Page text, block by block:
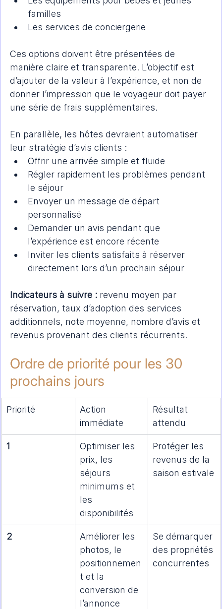
familles
Les services de conciergerie
Ces options doivent être présentées de
manière claire et transparente. L’objectif est
d’ajouter de la valeur à l’expérience, et non de
donner l’impression que le voyageur doit payer
une série de frais supplémentaires.
En parallèle, les hôtes devraient automatiser
leur stratégie d’avis clients :
Offrir une arrivée simple et fluide
Régler rapidement les problèmes pendant
le séjour
Envoyer un message de départ
personnalisé
Demander un avis pendant que
l’expérience est encore récente
Inviter les clients satisfaits à réserver
directement lors d’un prochain séjour
Indicateurs à suivre : revenu moyen par
réservation, taux d’adoption des services
additionnels, note moyenne, nombre d’avis et
revenus provenant des clients récurrents.
Ordre de priorité pour les 30
prochains jours
Priorité
Action
immédiate
Résultat
attendu
1
Optimiser les
prix, les
séjours
minimums et
les
disponibilités
Protéger les
revenus de la
saison estivale
2
Améliorer les
photos, le
positionnemen
t et la
conversion de
l’annonce
Se démarquer
des propriétés
concurrentes